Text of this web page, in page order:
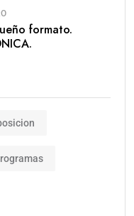
formato.